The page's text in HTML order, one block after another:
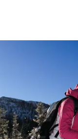
in Reit im
einem